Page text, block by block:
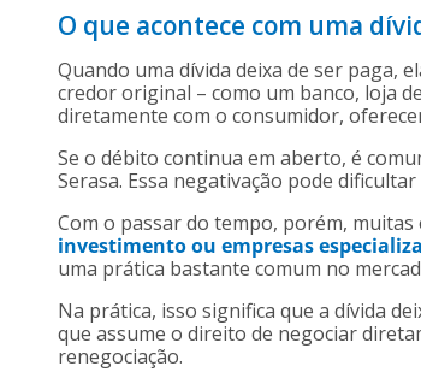
O que acontece com uma
Quando uma dívida deixa de ser paga,
credor original – como um banco, loja
diretamente com o consumidor,
Se o débito continua em aberto, é
Serasa. Essa negativação pode
Com o passar do tempo, porém,
investimento ou empresas
uma prática bastante comum no
Na prática, isso significa que a dívida
que assume o direito de negociar
renegociação.